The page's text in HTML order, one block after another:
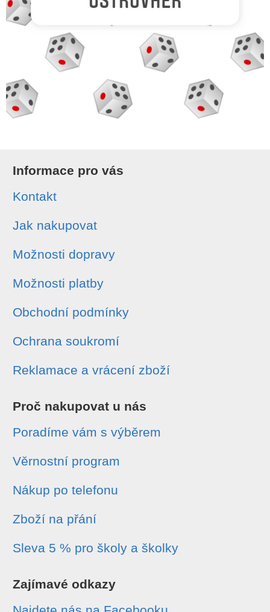
Informace pro vás
Kontakt
Jak nakupovat
Možnosti dopravy
Možnosti platby
Obchodní podmínky
Ochrana soukromí
Reklamace a vrácení zboží
Proč nakupovat u nás
Poradíme vám s výběrem
Věrnostní program
Nákup po telefonu
Zboží na přání
Sleva 5 % pro školy a školky
Zajímavé odkazy